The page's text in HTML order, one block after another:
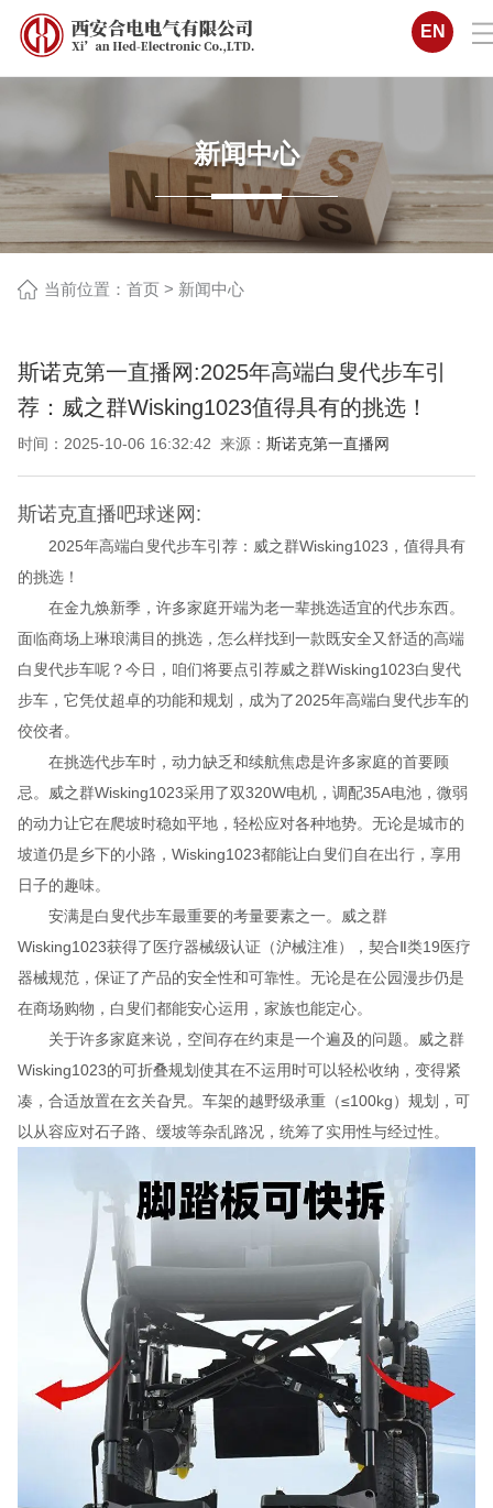
EN
新闻中心
当前位置： 首页 > 新闻中心
斯诺克第一直播网:2025年高端白叟代步车引
荐：威之群Wisking1023值得具有的挑选！
时间：2025-10-06 16:32:42 来源： 斯诺克第一直播网
斯诺克直播吧球迷网:
2025年高端白叟代步车引荐：威之群Wisking1023，值得具有
的挑选！
在金九焕新季，许多家庭开端为老一辈挑选适宜的代步东西。
面临商场上琳琅满目的挑选，怎么样找到一款既安全又舒适的高端
白叟代步车呢？今日，咱们将要点引荐威之群Wisking1023白叟代
步车，它凭仗超卓的功能和规划，成为了2025年高端白叟代步车的
佼佼者。
在挑选代步车时，动力缺乏和续航焦虑是许多家庭的首要顾
忌。威之群Wisking1023采用了双320W电机，调配35A电池，微弱
的动力让它在爬坡时稳如平地，轻松应对各种地势。无论是城市的
坡道仍是乡下的小路，Wisking1023都能让白叟们自在出行，享用
日子的趣味。
安满是白叟代步车最重要的考量要素之一。威之群
Wisking1023获得了医疗器械级认证（沪械注准），契合Ⅱ类19医疗
器械规范，保证了产品的安全性和可靠性。无论是在公园漫步仍是
在商场购物，白叟们都能安心运用，家族也能定心。
关于许多家庭来说，空间存在约束是一个遍及的问题。威之群
Wisking1023的可折叠规划使其在不运用时可以轻松收纳，变得紧
凑，合适放置在玄关旮旯。车架的越野级承重（≤100kg）规划，可
以从容应对石子路、缓坡等杂乱路况，统筹了实用性与经过性。